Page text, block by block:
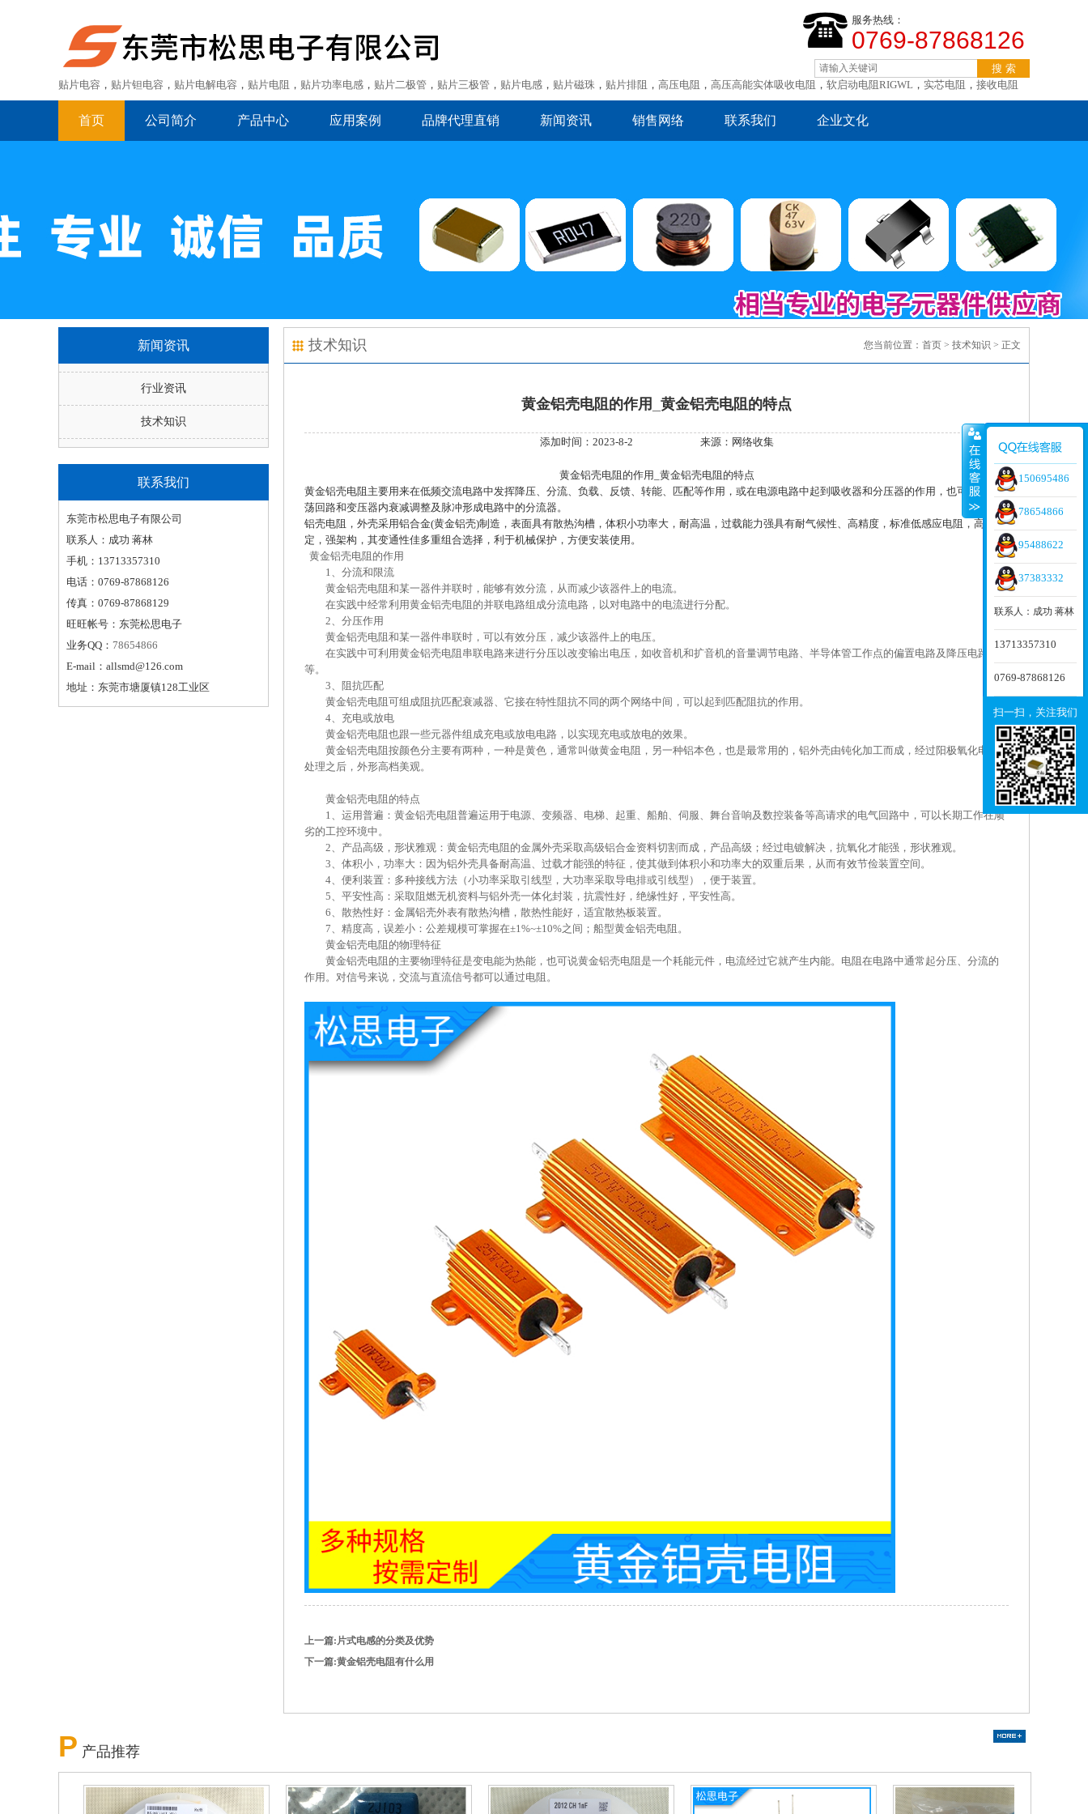
服务热线：
0769-87868126
贴片电容 ， 贴片钽电容 ， 贴片电解电容 ， 贴片电阻 ， 贴片功率电感 ， 贴片二极管 ， 贴片三极管 ， 贴片电感 ， 贴片磁珠 ， 贴片排阻 ， 高压电阻 ， 高压高能实体吸收电阻 ， 软启动电阻RIGWL ， 实芯电阻 ， 接收电阻
首页 公司简介 产品中心 应用案例 品牌代理直销 新闻资讯 销售网络 联系我们 企业文化
新闻资讯
行业资讯
技术知识
联系我们
东莞市松思电子有限公司
联系人：成功 蒋林
手机：13713357310
电话：0769-87868126
传真：0769-87868129
旺旺帐号：东莞松思电子
业务QQ： 78654866
E-mail：allsmd@126.com
地址：东莞市塘厦镇128工业区
您当前位置： 首页 > 技术知识 > 正文
技术知识
黄金铝壳电阻的作用_黄金铝壳电阻的特点
添加时间：2023-8-2 来源：网络收集
黄金铝壳电阻的作用_黄金铝壳电阻的特点
黄金铝壳电阻 主要用来在低频交流电路中发挥降压、分流、负载、反馈、转能、匹配等作用，或在电源电路中起到吸收器和分压器的作用，也可用作震
荡回路和变压器内衰减调整及脉冲形成电路中的分流器。
铝壳电阻，外壳采用铝合金(黄金铝壳)制造，表面具有散热沟槽，体积小功率大，耐高温，过载能力强具有耐气候性、高精度，标准低感应电阻，高稳
定，强架构，其变通性佳多重组合选择，利于机械保护，方便安装使用。
黄金铝壳电阻的作用
1、分流和限流
黄金铝壳电阻和某一器件并联时，能够有效分流，从而减少该器件上的电流。
在实践中经常利用黄金铝壳电阻的并联电路组成分流电路，以对电路中的电流进行分配。
2、分压作用
黄金铝壳电阻和某一器件串联时，可以有效分压，减少该器件上的电压。
在实践中可利用黄金铝壳电阻串联电路来进行分压以改变输出电压，如收音机和扩音机的音量调节电路、半导体管工作点的偏置电路及降压电路
等。
3、阻抗匹配
黄金铝壳电阻可组成阻抗匹配衰减器、它接在特性阻抗不同的两个网络中间，可以起到匹配阻抗的作用。
4、充电或放电
黄金铝壳电阻也跟一些元器件组成充电或放电电路，以实现充电或放电的效果。
黄金铝壳电阻按颜色分主要有两种，一种是黄色，通常叫做黄金电阻，另一种铝本色，也是最常用的，铝外壳由钝化加工而成，经过阳极氧化电镀
处理之后，外形高档美观。
黄金铝壳电阻的特点
1、运用普遍：黄金铝壳电阻普遍运用于电源、变频器、电梯、起重、船舶、伺服、舞台音响及数控装备等高请求的电气回路中，可以长期工作在顽
劣的工控环境中。
2、产品高级，形状雅观：黄金铝壳电阻的金属外壳采取高级铝合金资料切割而成，产品高级；经过电镀解决，抗氧化才能强，形状雅观。
3、体积小，功率大：因为铝外壳具备耐高温、过载才能强的特征，使其做到体积小和功率大的双重后果，从而有效节俭装置空间。
4、便利装置：多种接线方法（小功率采取引线型，大功率采取导电排或引线型），便于装置。
5、平安性高：采取阻燃无机资料与铝外壳一体化封装，抗震性好，绝缘性好，平安性高。
6、散热性好：金属铝壳外表有散热沟槽，散热性能好，适宜散热板装置。
7、精度高，误差小：公差规模可掌握在±1%~±10%之间；船型黄金铝壳电阻。
黄金铝壳电阻的物理特征
黄金铝壳电阻的主要物理特征是变电能为热能，也可说黄金铝壳电阻是一个耗能元件，电流经过它就产生内能。电阻在电路中通常起分压、分流的
作用。对信号来说，交流与直流信号都可以通过电阻。
上一篇:片式电感的分类及优势
下一篇:黄金铝壳电阻有什么用
P 产品推荐
150695486
78654866
95488622
37383332
联系人：成功 蒋林
13713357310
0769-87868126
扫一扫，关注我们